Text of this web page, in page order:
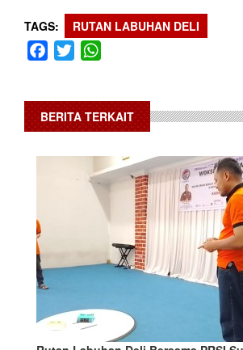
TAGS RUTAN LABUHAN DELI
Facebook
Twitter
BERITA TERKAIT